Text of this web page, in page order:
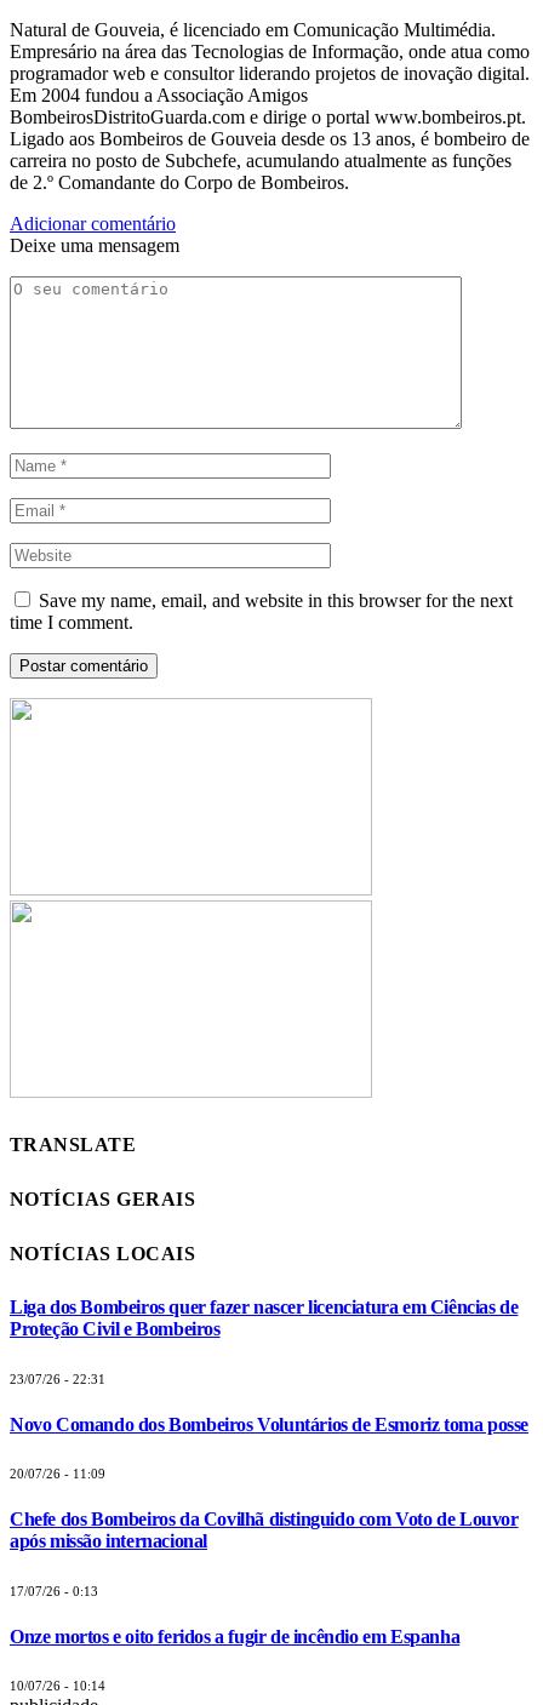
Natural de Gouveia, é licenciado em Comunicação Multimédia.
Empresário na área das Tecnologias de Informação, onde atua como
programador web e consultor liderando projetos de inovação digital.
Em 2004 fundou a Associação Amigos
BombeirosDistritoGuarda.com e dirige o portal www.bombeiros.pt.
Ligado aos Bombeiros de Gouveia desde os 13 anos, é bombeiro de
carreira no posto de Subchefe, acumulando atualmente as funções
de 2.º Comandante do Corpo de Bombeiros.
Adicionar comentário
Deixe uma mensagem
Save my name, email, and website in this browser for the next
time I comment.
TRANSLATE
NOTÍCIAS GERAIS
NOTÍCIAS LOCAIS
Liga dos Bombeiros quer fazer nascer licenciatura em Ciências de
Proteção Civil e Bombeiros
23/07/26 - 22:31
Novo Comando dos Bombeiros Voluntários de Esmoriz toma posse
20/07/26 - 11:09
Chefe dos Bombeiros da Covilhã distinguido com Voto de Louvor
após missão internacional
17/07/26 - 0:13
Onze mortos e oito feridos a fugir de incêndio em Espanha
10/07/26 - 10:14